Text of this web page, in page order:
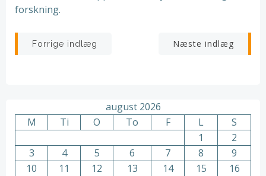
forskning.
Indlægsnavigation
Forrige indlæg Næste indlæg
august 2026
M
Ti O To F L
S
1
2
3
4 5 6 7 8
9
10
11 12 13 14 15
16